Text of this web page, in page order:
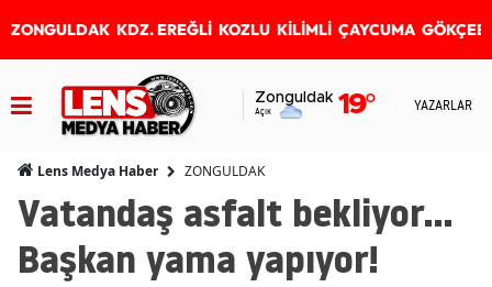
ZONGULDAK KDZ. EREĞLİ KOZLU KİLİMLİ ÇAYCUMA
Zonguldak
Açık 19° YAZARLAR
Lens Medya Haber ZONGULDAK
Vatandaş asfalt bekliyor...
Başkan yama yapıyor!